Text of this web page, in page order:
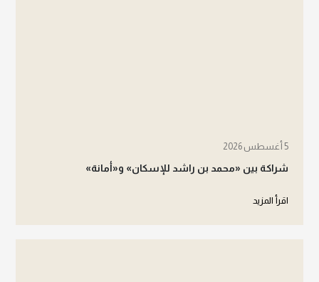
5 أغسطس 2026
شراكة بين «محمد بن راشد للإسكان» و«أمانة»
اقرأ المزيد